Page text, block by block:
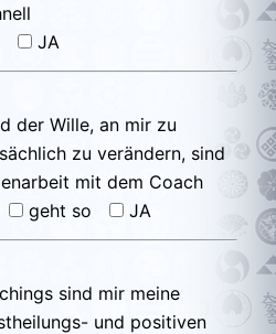
JA
der Wille, an mir zu
zu verändern, sind
mit dem Coach
geht so JA
sind mir meine
und positiven